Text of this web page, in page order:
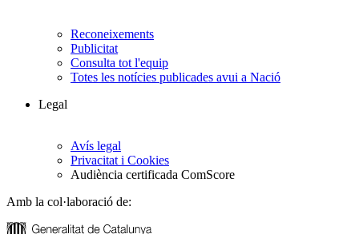
Reconeixements
Publicitat
Consulta tot l'equip
Totes les notícies publicades avui a Nació
Legal
Avís legal
Privacitat i Cookies
Audiència certificada ComScore
Amb la col·laboració de: